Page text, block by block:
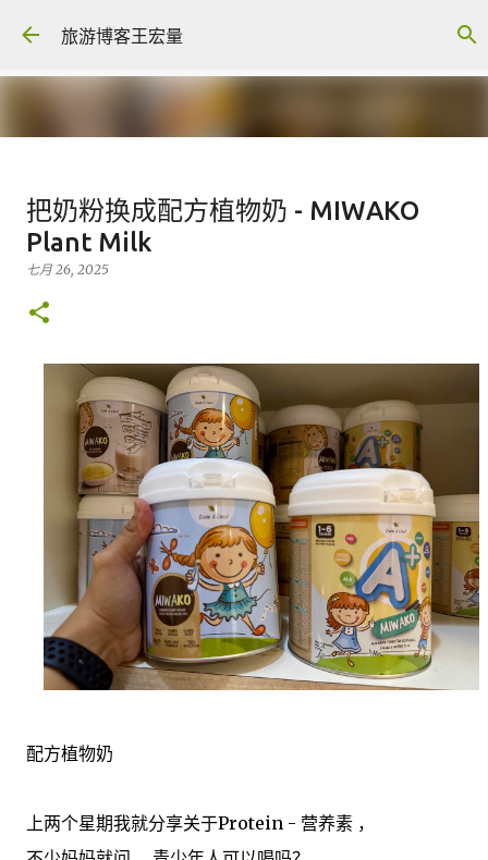
旅游博客王宏量
生病不能去旅行, 旅游保险有赔吗 --
TRAVEL INSURANCE
八月 04, 2026
把奶粉换成配方植物奶 - MIWAKO
Plant Milk
七月 26, 2025
配方植物奶
上两个星期我就分享关于Protein - 营养素 ，